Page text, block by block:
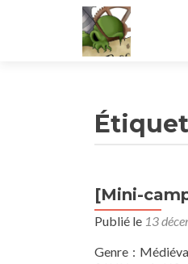
[Mini-
Publié le 13
Genre :